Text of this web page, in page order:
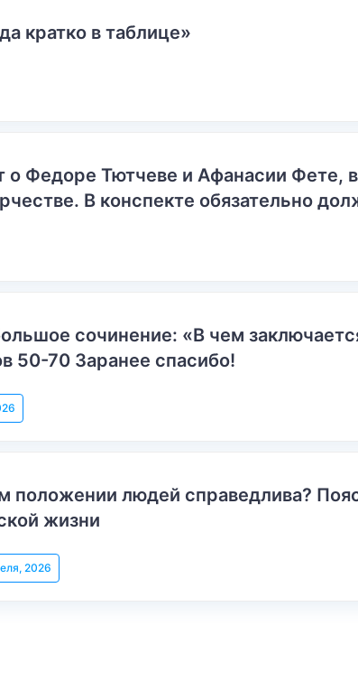
кратко в таблице»
о Федоре Тютчеве и Афанасии Фете,
В конспекте обязательно
сочинение: «В чем
50-70 Заранее спасибо!
положении людей справедлива?
жизни
2026